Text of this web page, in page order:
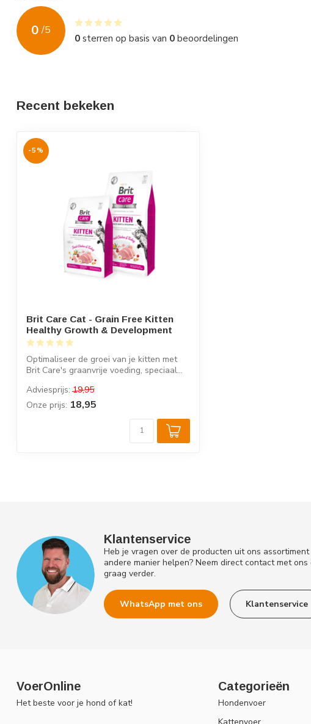
0 /5
0sterren op basis van 0beoordelingen
Recent bekeken
-5%
Brit Care Cat - Grain Free Kitten
Healthy Growth & Development
Optimaliseer de groei van je kitten met
Brit Care's graanvrije voeding, speciaal...
Adviesprijs: 19,95
Onze prijs: 18,95
Klantenservice
Heb je vragen over de producten uit ons
andere manier helpen? Neem direct contact met
graag verder.
WhatsApp met ons Klantenservice
VoerOnline
Het beste voor je hond of kat!
Categorieën
Hondenvoer